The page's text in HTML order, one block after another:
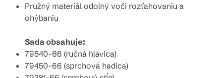
Pružný materiál odolný voči rozťahovaniu a
ohýbaniu
Sada obsahuje:
79540-66 (ručná hlavica)
79450-66 (sprchová hadica)